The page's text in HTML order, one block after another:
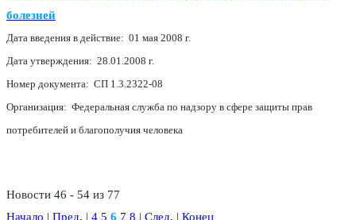
болезней
Дата введения в действие: 01 мая 2008 г.
Дата утверждения: 28.01.2008 г.
Номер документа: СП 1.3.2322-08
Организация: Федеральная служба по надзору в сфере защиты прав
потребителей и благополучия человека
Новости 46 - 54 из 77
Начало | Пред. | 4 5 6 7 8 | След. | Конец